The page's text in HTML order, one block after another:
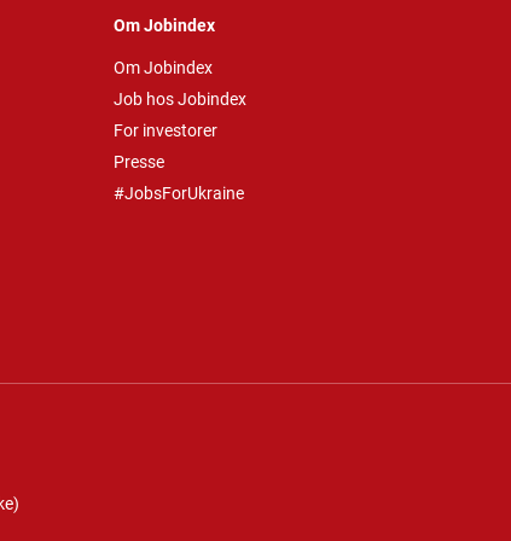
Om Jobindex
Om Jobindex
Job hos Jobindex
For investorer
Presse
#JobsForUkraine
)